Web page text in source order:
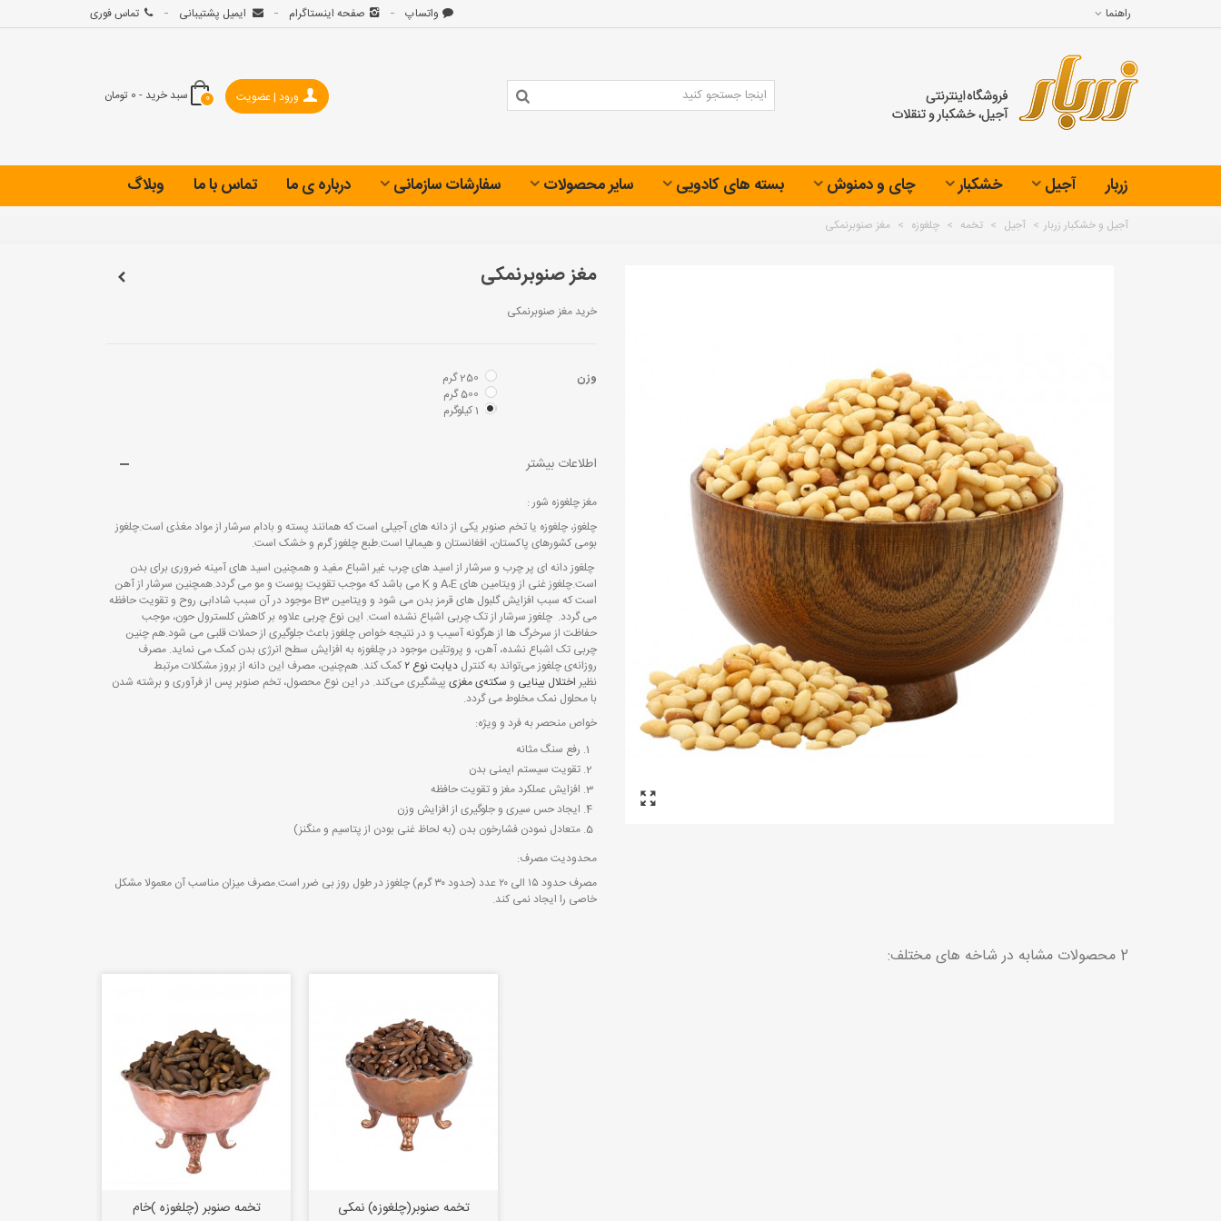
راهنما واتساپ صفحه اینستاگرام ایمیل پشتیبانی تماس فوری
0 سبد خرید - 0 تومان ورود | عضویت
زربار آجیل خشکبار چای و دمنوش بسته های کادویی سایر محصولات سفارشات سازمانی درباره ی ما تماس با ما وبلاگ
آجیل و خشکبار زربار > آجیل > تخمه > چلغوزه > مغز صنوبرنمکی
مغز صنوبرنمکی
خرید مغز صنوبرنمکی
وزن
250 گرم
500 گرم
1 کیلوگرم
اطلاعات بیشتر
مغز چلغوزه شور :
چلغوز، چلغوزه یا تخم صنوبر یکی از دانه های آجیلی است که همانند پسته و بادام سرشار از مواد مغذی است.چلغوز
بومی کشورهای پاکستان، افغانستان و هیمالیا است.طبع چلغوز گرم و خشک است.
چلغوز دانه ای پر چرب و سرشار از اسید های چرب غیر اشباع مفید و همچنین اسید های آمینه ضروری برای بدن
است.چلغوز غنی از ویتامین های A،E و K می باشد که موجب تقویت پوست و مو می گردد.همچنین سرشار از آهن
است که سبب افزایش گلبول های قرمز بدن می شود و ویتامین B3 موجود در آن سبب شادابی روح و تقویت حافظه
می گردد. چلغوز سرشار از تک چربی اشباع نشده است. این نوع چربی علاوه بر کاهش کلسترول حون، موجب
حفاظت از سرخرگ ها از هرگونه آسیب و در نتیجه خواص چلغوز باعث جلوگیری از حملات قلبی می شود.هم چنین
چربی تک اشباع نشده، آهن، و پروتئین موجود در چلغوزه به افزایش سطح انرژی بدن کمک می نماید. مصرف
روزانه‌ی چلغوز می‌تواند به کنترل دیابت نوع ۲
کمک کند. هم‌چنین، مصرف این دانه‌ از بروز مشکلات مرتبط
نظیر اختلال بینایی و سکته‌ی مغزی پیشگیری می‌کند. در این نوع محصول، تخم صنوبر پس از فرآوری و برشته شدن
با محلول نمک مخلوط می گردد.
خواص منحصر به فرد و ویژه:
رفع سنگ مثانه
تقویت سیستم ایمنی بدن
افزایش عملکرد مغز و تقویت حافظه
ایجاد حس سیری و جلوگیری از افزایش وزن
متعادل نمودن فشارخون بدن (به لحاظ غنی بودن از پتاسیم و منگنز)
محدودیت مصرف:
مصرف حدود ۱۵ الی ۲۰ عدد (حدود ۳۰ گرم) چلغوز در طول روز بی ضرر است.مصرف میزان مناسب آن معمولا مشکل
خاصی را ایجاد نمی کند.
2 محصولات مشابه در شاخه های مختلف:
تخمه صنوبر (چلغوزه )خام
تخمه صنوبر(چلغوزه) نمکی